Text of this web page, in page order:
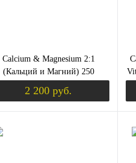
Calcium & Magnesium 2:1
(Кальций и Магний) 250
2 200 руб.
Уведомить о